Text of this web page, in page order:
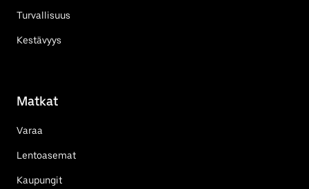
Turvallisuus
Kestävyys
Matkat
Varaa
Lentoasemat
Kaupungit